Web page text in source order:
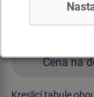
Cena na